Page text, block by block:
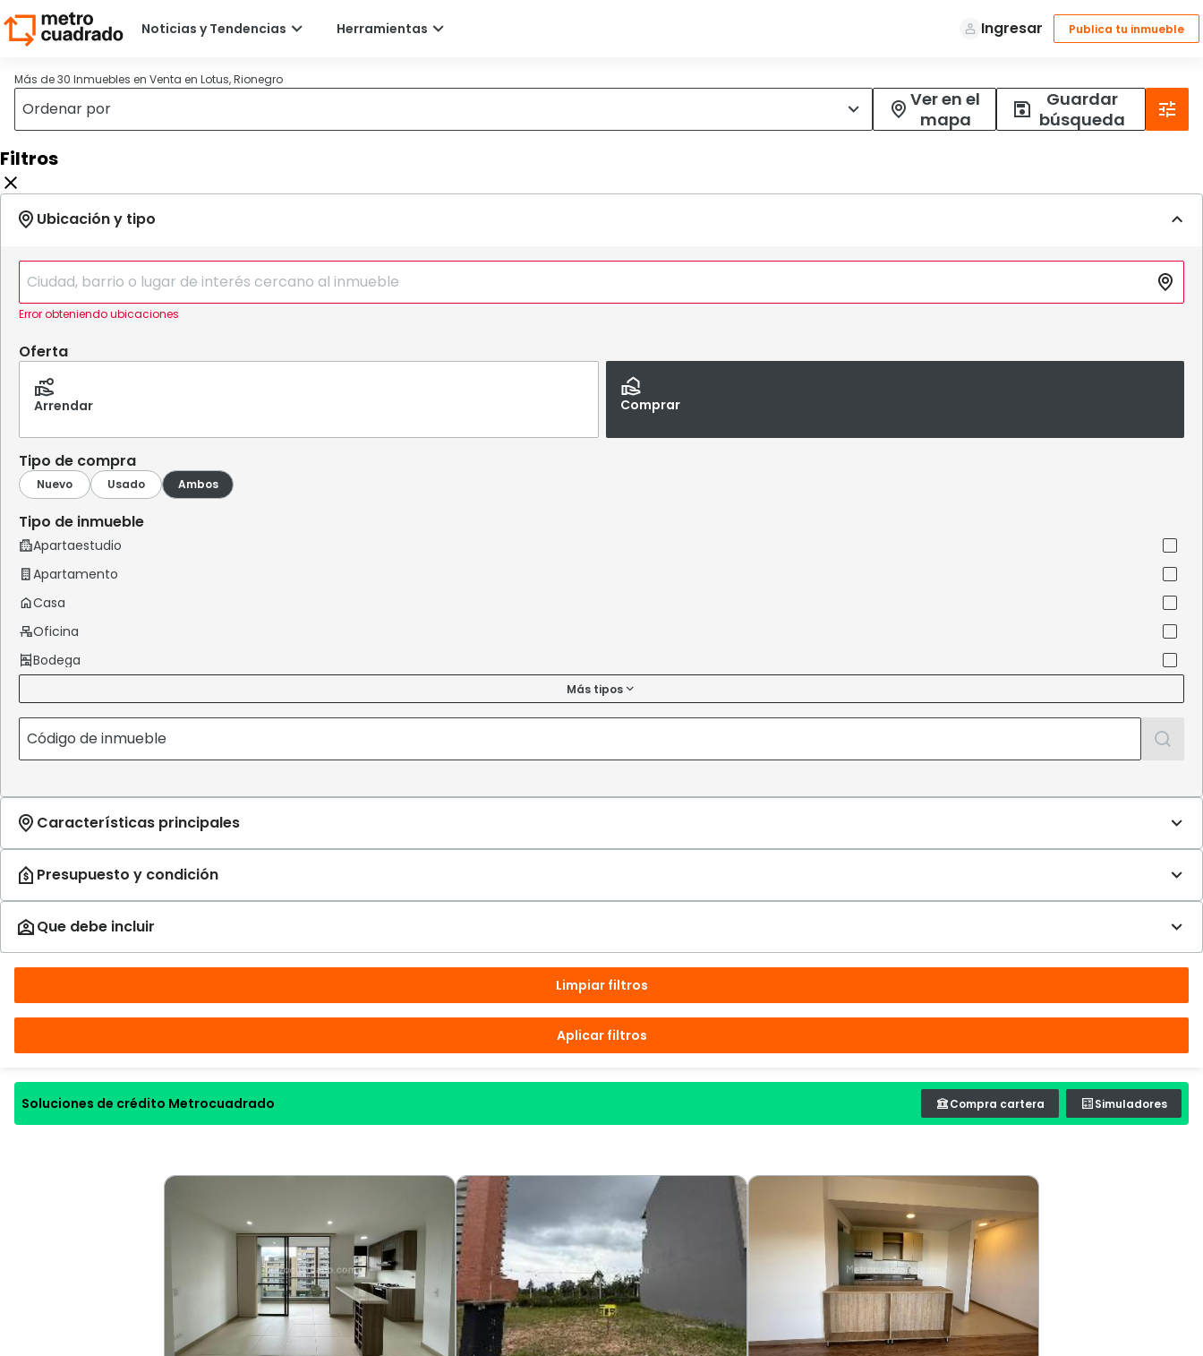
Más de 30 Inmuebles en Venta en Lotus, Rionegro
Ver en el
mapa
Guardar
búsqueda
Filtros
Error obteniendo ubicaciones
Oferta
Arrendar Comprar
Tipo de compra
Tipo de inmueble
Más tipos
Limpiar filtros
Aplicar filtros
Soluciones de crédito Metrocuadrado Compra cartera Simuladores